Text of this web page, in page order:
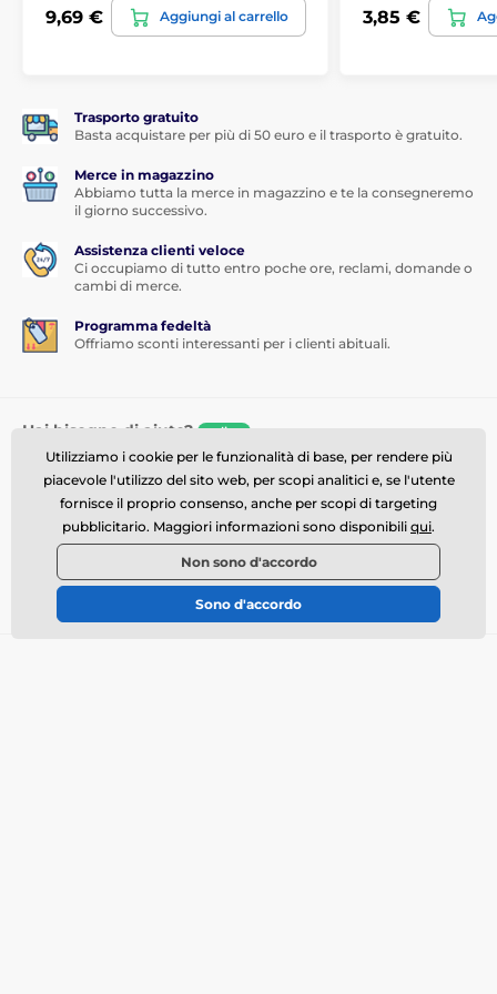
9,69 € Aggiungi al carrello 3,85 €
Trasporto gratuito
Basta acquistare per più di 50 euro e il trasporto è gratuito.
Merce in magazzino
Abbiamo tutta la merce in magazzino e te la consegneremo
il giorno successivo.
Assistenza clienti veloce
Ci occupiamo di tutto entro poche ore, reclami, domande o
cambi di merce.
Programma fedeltà
Offriamo sconti interessanti per i clienti abituali.
Hai bisogno di aiuto? online
Il servizio clienti è disponibile
info@momanio.it
Dove ci puoi trovare
Italiano
Utilizziamo i cookie per le funzionalità di base, per rendere più
piacevole l'utilizzo del sito web, per scopi analitici e, se l'utente
fornisce il proprio consenso, anche per scopi di targeting
pubblicitario. Maggiori informazioni sono disponibili qui.
Non sono d'accordo
Sono d'accordo